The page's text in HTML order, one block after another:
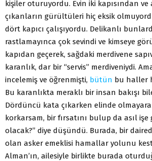
kişiler oturuyordu. Evin iki kapısından
çıkanların gürültüleri hiç eksik
dört kapıcı çalışıyordu. Delikanlı
rastlamayınca çok sevindi ve kimseye
kapıdan geçerek, sağdaki merdivene
karanlık, dar bir “servis” merdiveniydi.
incelemiş ve öğrenmişti, bütün bu haller
Bu karanlıkta meraklı bir insan bakışı
Dördüncü kata çıkarken elinde
korkarsam, bir fırsatını bulup da asıl işe
olacak?” diye düşündü. Burada, bir
olan asker emeklisi hamallar yolunu
Alman’ın, ailesiyle birlikte burada